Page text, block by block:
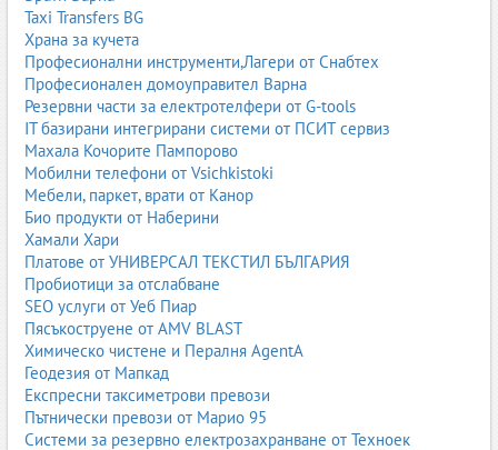
Предимства:
богата цветова гама, лесна поддръжка, често по-висока
устойчивост на петна.
Недостатъци:по-ниска паропропускливост, по-кратък
живот при интензивна употреба, възможно напукване с
времето при по-евтини варианти.
Приложения на кожите
Мебелна индустрия
Кожата е класически избор за мека мебел – дивани, фотьойли,
столове. Естествената кожа предлага престиж, дълготрайност и
характер, докато изкуствените кожи дават по-достъпни
решения и богато разнообразие от цветове и текстури.
Автомобилна индустрия
Кожените салони са символ на комфорт и лукс. Използват се
както естествени, така и висококачествени изкуствени кожи,
устойчиви на износване, UV лъчи и температурни промени.
Обувки и чанти
Taxi Transfers BG
Храна за кучета
Професионални инструменти,Лагери от Снабтех
Професионален домоуправител Варна
Резервни части за електротелфери от G-tools
IT базирани интегрирани системи от ПСИТ сервиз
Махала Кочорите Пампорово
Мобилни телефони от Vsichkistoki
Мебели, паркет, врати от Канор
Био продукти от Наберини
Хамали Хари
Платове от УНИВЕРСАЛ ТЕКСТИЛ БЪЛГАРИЯ
Пробиотици за отслабване
SEO услуги от Уеб Пиар
Пясъкоструене от AMV BLAST
Химическо чистене и Пералня AgentA
Геодезия от Мапкад
Експресни таксиметрови превози
Пътнически превози от Марио 95
Системи за резервно електрозахранване от Техноек